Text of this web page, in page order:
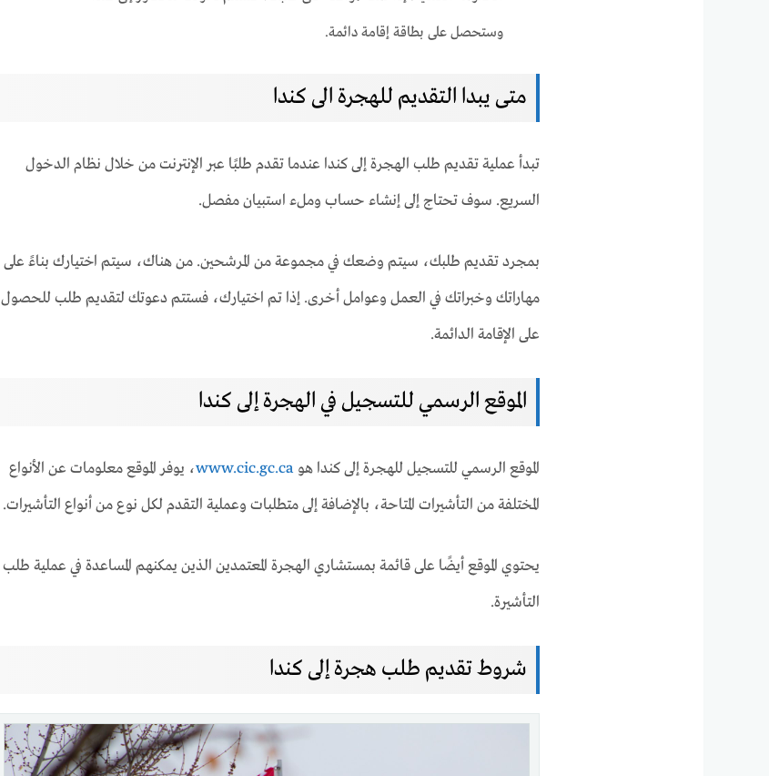
وستحصل على بطاقة إقامة دائمة.
متى يبدا التقديم للهجرة الى كندا
تبدأ عملية تقديم طلب الهجرة إلى كندا عندما تقدم طلبًا عبر الإنترنت من خلال نظام الدخول
السريع. سوف تحتاج إلى إنشاء حساب وملء استبيان مفصل.
بمجرد تقديم طلبك، سيتم وضعك في مجموعة من المرشحين. من هناك، سيتم اختيارك بناءً على
مهاراتك وخبراتك في العمل وعوامل أخرى. إذا تم اختيارك، فستتم دعوتك لتقديم طلب للحصول
على الإقامة الدائمة.
الموقع الرسمي للتسجيل في الهجرة إلى كندا
الموقع الرسمي للتسجيل للهجرة إلى كندا هو www.cic.gc.ca، يوفر الموقع معلومات عن الأنواع
المختلفة من التأشيرات المتاحة، بالإضافة إلى متطلبات وعملية التقدم لكل نوع من أنواع التأشيرات.
يحتوي الموقع أيضًا على قائمة بمستشاري الهجرة المعتمدين الذين يمكنهم المساعدة في عملية طلب
التأشيرة.
شروط تقديم طلب هجرة إلى كندا